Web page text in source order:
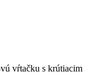
vŕtačku s krútiacim